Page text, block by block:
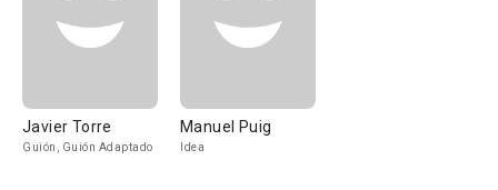
Javier Torre
Guión, Guión Adaptado
Manuel Puig
Idea